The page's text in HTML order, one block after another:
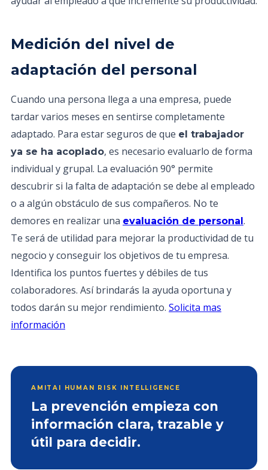
Medición del nivel de
adaptación del personal
Cuando una persona llega a una empresa, puede
tardar varios meses en sentirse completamente
adaptado. Para estar seguros de que el trabajador
ya se ha acoplado, es necesario evaluarlo de forma
individual y grupal. La evaluación 90° permite
descubrir si la falta de adaptación se debe al empleado
o a algún obstáculo de sus compañeros. No te
demores en realizar una evaluación de personal.
Te será de utilidad para mejorar la productividad de tu
negocio y conseguir los objetivos de tu empresa.
Identifica los puntos fuertes y débiles de tus
colaboradores. Así brindarás la ayuda oportuna y
todos darán su mejor rendimiento. Solicita mas
información
AMITAI HUMAN RISK INTELLIGENCE
La prevención empieza con
información clara, trazable y
útil para decidir.